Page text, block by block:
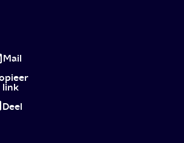
Sinners:
de
Blues,
twee
Mail
link
Deel